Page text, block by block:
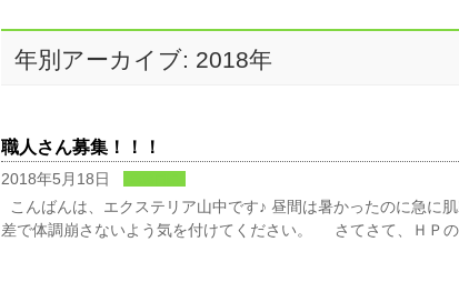
年別アーカイブ: 2018年
職人さん募集！！！
2018年5月18日
こんばんは、エクステリア山中です♪ 昼間は暑かったのに急に
差で体調崩さないよう気を付けてください。 さてさて、ＨＰ